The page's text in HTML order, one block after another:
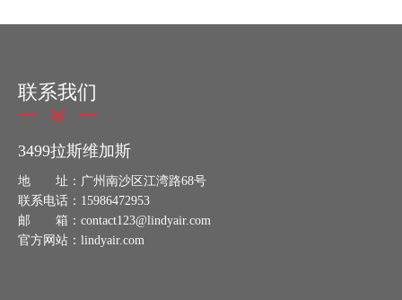
联系我们
3499拉斯维加斯
地 址：广州南沙区江湾路68号
联系电话：15986472953
邮 箱：contact123@lindyair.com
官方网站：lindyair.com